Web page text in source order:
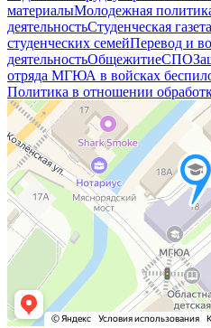
материалыМолодежная
деятельностьСтуденческая газета
студенческих семейПеревод и
деятельностьОбщежитиеСПО
отряда МГЮА в войсках
Политика в отношении